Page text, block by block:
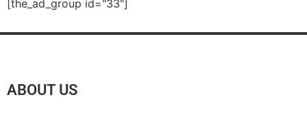
[the_ad_group id="33"]
ABOUT US